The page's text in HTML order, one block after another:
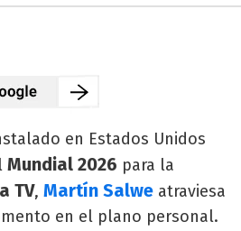
en Estados Unidos
Mundial 2026 para la
TV, Martín Salwe atraviesa
en el plano personal.